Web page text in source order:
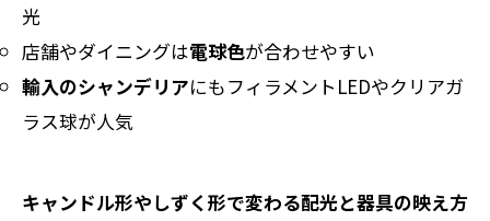
光
店舗やダイニングは電球色が合わせやすい
輸入のシャンデリアにもフィラメントLEDやクリアガ
ラス球が人気
キャンドル形やしずく形で変わる配光と器具の映え方